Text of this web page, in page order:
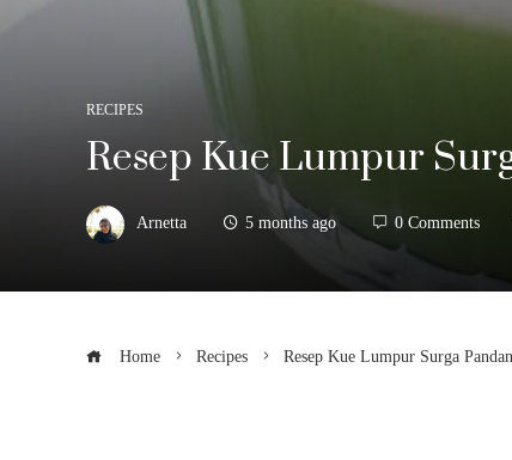
RECIPES
Resep Kue Lumpur
Arnetta 5 months ago 0 Comments
Home Recipes Resep Kue Lumpur Surga